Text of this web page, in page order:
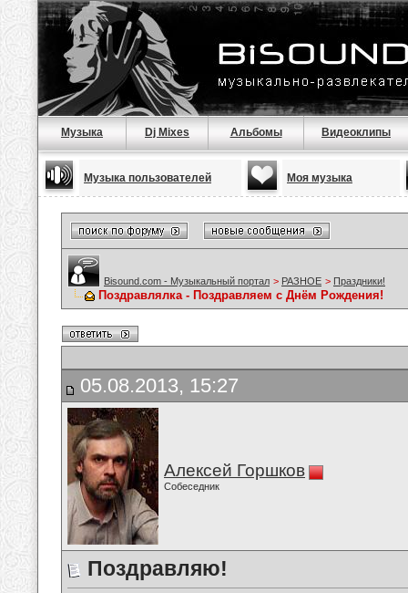
Музыка Dj Mixes Альбомы Видеоклипы
Музыка пользователей Моя музыка
Bisound.com - Музыкальный портал > РАЗНОЕ > Праздники!
Поздравлялка - Поздравляем с Днём Рождения!
05.08.2013, 15:27
Алексей Горшков
Собеседник
Поздравляю!